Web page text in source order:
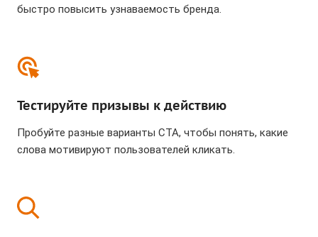
быстро повысить узнаваемость бренда.
Тестируйте призывы к действию
Пробуйте разные варианты CTA, чтобы понять, какие
слова мотивируют пользователей кликать.